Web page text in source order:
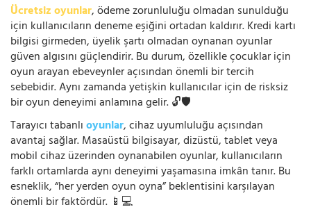
Ücretsiz oyunlar, ödeme zorunluluğu olmadan sunulduğu
için kullanıcıların deneme eşiğini ortadan kaldırır. Kredi kartı
bilgisi girmeden, üyelik şartı olmadan oynanan oyunlar
güven algısını güçlendirir. Bu durum, özellikle çocuklar için
oyun arayan ebeveynler açısından önemli bir tercih
sebebidir. Aynı zamanda yetişkin kullanıcılar için de risksiz
bir oyun deneyimi anlamına gelir. 🔓🛡️
Tarayıcı tabanlıoyunlar, cihaz uyumluluğu açısından
avantaj sağlar. Masaüstü bilgisayar, dizüstü, tablet veya
mobil cihaz üzerinden oynanabilen oyunlar, kullanıcıların
farklı ortamlarda aynı deneyimi yaşamasına imkân tanır. Bu
esneklik, “her yerden oyun oyna” beklentisini karşılayan
önemli bir faktördür. 📱💻